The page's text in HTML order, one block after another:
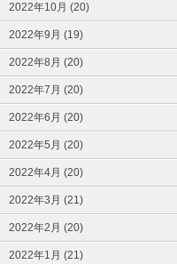
2022年10月 (20)
2022年9月 (19)
2022年8月 (20)
2022年7月 (20)
2022年6月 (20)
2022年5月 (20)
2022年4月 (20)
2022年3月 (21)
2022年2月 (20)
2022年1月 (21)